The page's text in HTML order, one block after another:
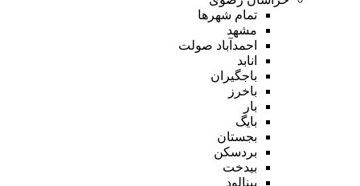
تمام شهر‌ها
مشهد
احمدآباد صولت
انابد
باجگیران
باخرز
بار
بایگ
بجستان
بردسکن
بیدخت
بینالود